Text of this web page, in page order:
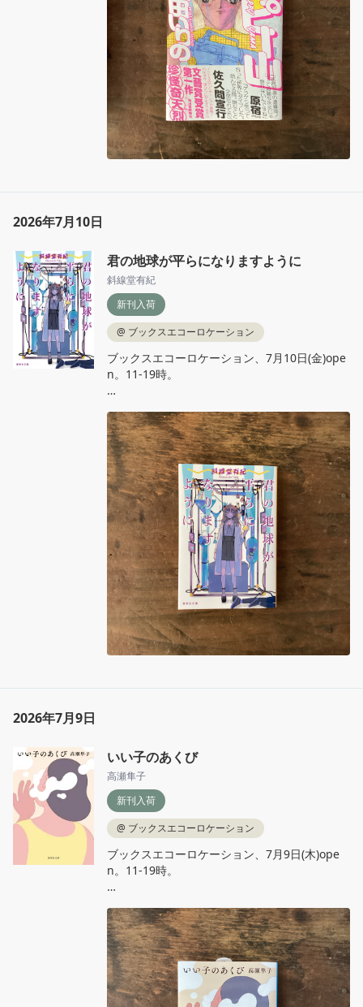
2026年7月10日
君の地球が平らになりますように
斜線堂有紀
新刊入荷
@ ブックスエコーロケーション
ブックスエコーロケーション、7月10日(金)ope
n。11‐19時。
に』集英社文庫
再会した憧れの先輩は、陰謀論者になってい
た。たとえ世界中を敵に回しても、自分だけは
彼を愛そうと誓ったが……。その先が地獄だと
知りながら、それでも手放せない恋がある。文
庫書き下ろしを含む全6篇。
2026年7月9日
いい子のあくび
高瀬隼子
新刊入荷
@ ブックスエコーロケーション
ブックスエコーロケーション、7月9日(木)ope
n。11‐19時。
ちょっと待て。「いい子」のわたし、割食って
ない！？不合理な偏りだらけの世の中に生きる
女性たちの、心の叫び。日常のちょっとした違
和感や不条理、納得のいかなさを描いた小説
集。